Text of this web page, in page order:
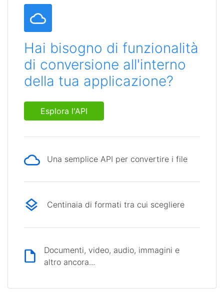
Hai bisogno di funzionalità
di conversione all'interno
della tua applicazione?
Esplora l'API
Una semplice API per convertire i file
Centinaia di formati tra cui scegliere
Documenti, video, audio, immagini e
altro ancora...